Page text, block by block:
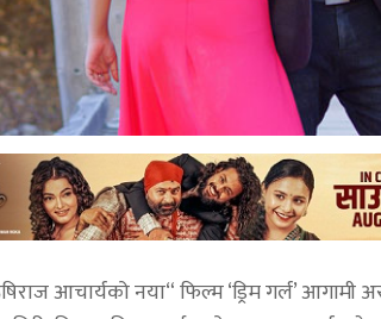
आचार्यको नया“ फिल्म ‘ड्रिम गर्ल’